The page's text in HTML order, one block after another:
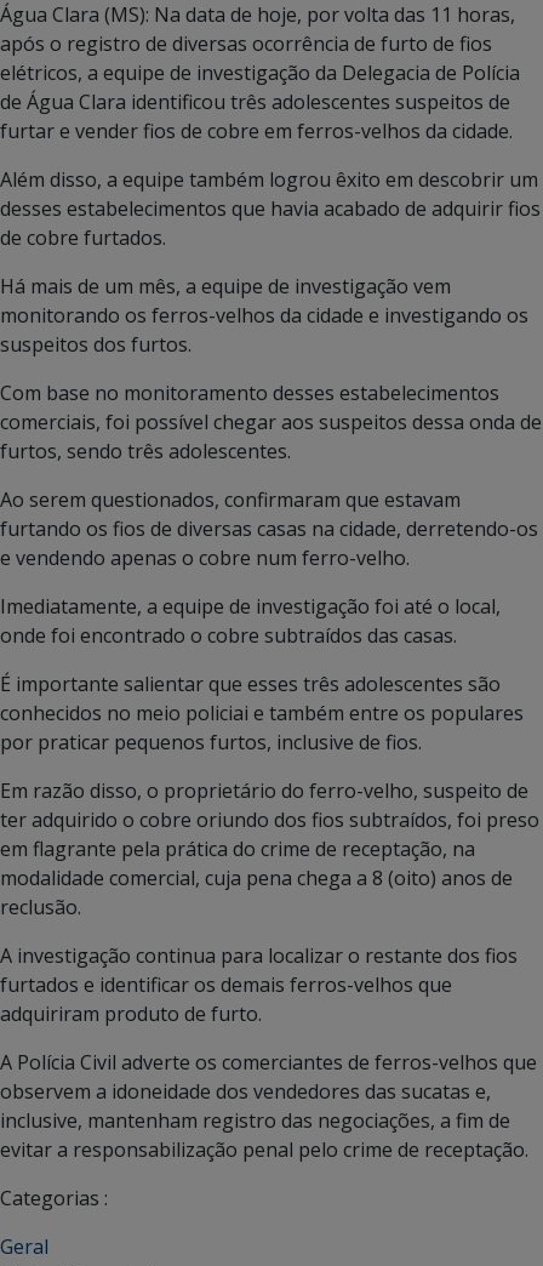
Água Clara (MS): Na data de hoje, por volta das 11 horas,
após o registro de diversas ocorrência de furto de fios
elétricos, a equipe de investigação da Delegacia de Polícia
de Água Clara identificou três adolescentes suspeitos de
furtar e vender fios de cobre em ferros-velhos da cidade.
Além disso, a equipe também logrou êxito em descobrir um
desses estabelecimentos que havia acabado de adquirir fios
de cobre furtados.
Há mais de um mês, a equipe de investigação vem
monitorando os ferros-velhos da cidade e investigando os
suspeitos dos furtos.
Com base no monitoramento desses estabelecimentos
comerciais, foi possível chegar aos suspeitos dessa onda de
furtos, sendo três adolescentes.
Ao serem questionados, confirmaram que estavam
furtando os fios de diversas casas na cidade, derretendo-os
e vendendo apenas o cobre num ferro-velho.
Imediatamente, a equipe de investigação foi até o local,
onde foi encontrado o cobre subtraídos das casas.
É importante salientar que esses três adolescentes são
conhecidos no meio policiai e também entre os populares
por praticar pequenos furtos, inclusive de fios.
Em razão disso, o proprietário do ferro-velho, suspeito de
ter adquirido o cobre oriundo dos fios subtraídos, foi preso
em flagrante pela prática do crime de receptação, na
modalidade comercial, cuja pena chega a 8 (oito) anos de
reclusão.
A investigação continua para localizar o restante dos fios
furtados e identificar os demais ferros-velhos que
adquiriram produto de furto.
A Polícia Civil adverte os comerciantes de ferros-velhos que
observem a idoneidade dos vendedores das sucatas e,
inclusive, mantenham registro das negociações, a fim de
evitar a responsabilização penal pelo crime de receptação.
Categorias :
Geral